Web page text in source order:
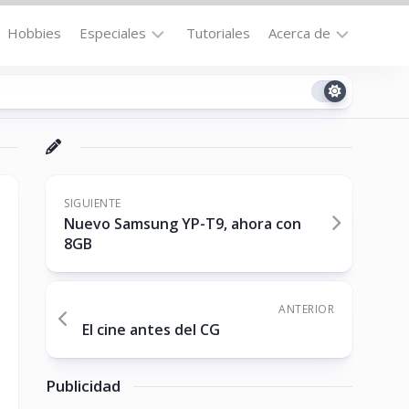
Hobbies Especiales
la
Destacados
Downloads
No-
Tutoriales Acerca de
Contacto
Cookie
(US)
SIGUIENTE
Nuevo Samsung YP-T9, ahora con
8GB
ANTERIOR
El cine antes del CG
Publicidad